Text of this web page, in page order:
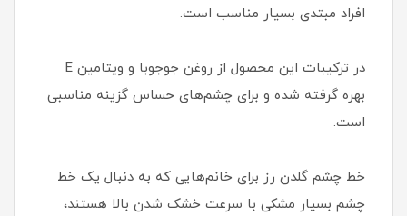
افراد مبتدی بسیار مناسب است.
در ترکیبات این محصول از روغن جوجوبا و ویتامین E
بهره گرفته شده و برای چشم‌های حساس گزینه مناسبی
است.
خط چشم گلدن رز برای خانم‌هایی که به دنبال یک خط
چشم بسیار مشکی با سرعت خشک شدن بالا هستند،